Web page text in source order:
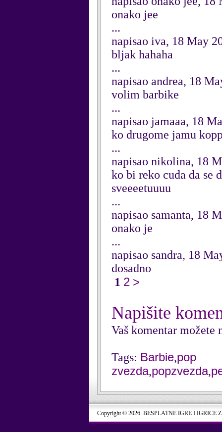
onako jee
...
napisao iva, 18 May
bljak hahaha
...
napisao andrea, 18
volim barbike
...
napisao jamaaa, 18
ko drugome jamu
...
napisao nikolina, 18
ko bi reko cuda da se
sveeeetuuuu
...
napisao samanta, 18
onako je
...
napisao sandra, 18
dosadno
1 2 >
Napišite
Vaš komentar možete
Tags: Barbie,pop
zvezda,popzvezda,
Copyright © 2026. BESPLATNE IGRE I IGRICE